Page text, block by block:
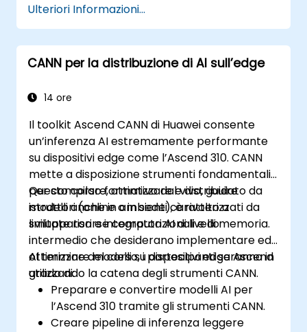
Comprendere i concetti base della
modellazione e animazione non
distruttiva.
Esportare modelli 3D e risorse in motori di
Ulteriori Informazioni...
CANN per la distribuzione di AI sull’edge
14 ore
Il toolkit Ascend CANN di Huawei consente
un’inferenza AI estremamente performante
su dispositivi edge come l’Ascend 310. CANN
mette a disposizione strumenti fondamentali
per compilare, ottimizzare e distribuire
modelli anche in ambienti caratterizzati da
limitate risorse computazionali e di memoria.
Questo corso formativo dal vivo, guidato da
istruttori (online o in sede), è rivolto a
sviluppatori e integratori AI di livello
intermedio che desiderano implementare ed
ottimizzare modelli su dispositivi edge Ascend
utilizzando la catena degli strumenti CANN.
Al termine del corso, i partecipanti saranno in
grado di:
Preparare e convertire modelli AI per
l’Ascend 310 tramite gli strumenti CANN.
Creare pipeline di inferenza leggere